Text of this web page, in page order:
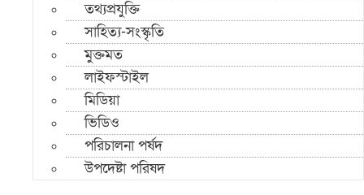
তথ্যপ্রযুক্তি
সাহিত্য-সংস্কৃতি
মুক্তমত
লাইফস্টাইল
মিডিয়া
ভিডিও
পরিচালনা পর্ষদ
উপদেষ্টা পরিষদ